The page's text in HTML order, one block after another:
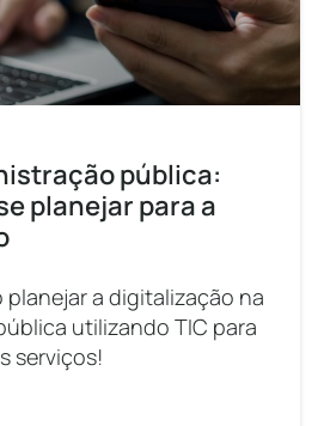
pública:
planejar para a
planejar a digitalização na
utilizando TIC para
serviços!